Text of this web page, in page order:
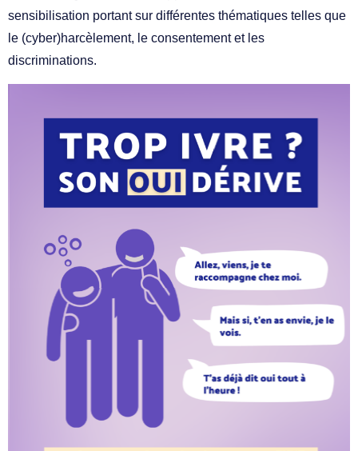
sensibilisation portant sur différentes thématiques telles que
le (cyber)harcèlement, le consentement et les
discriminations.